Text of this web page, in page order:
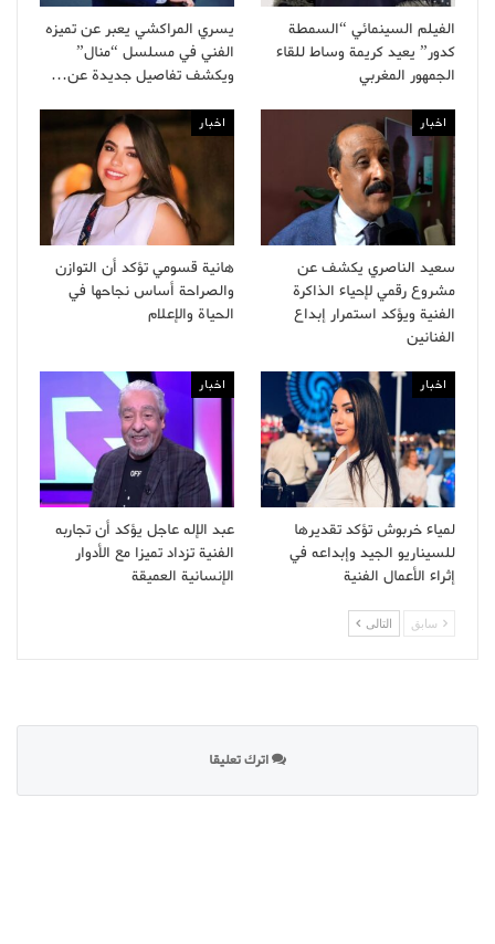
الفيلم السينمائي “السمطة
كدور” يعيد كريمة وساط للقاء
الجمهور المغربي
يسري المراكشي يعبر عن تميزه
الفني في مسلسل “منال”
ويكشف تفاصيل جديدة عن…
اخبار
سعيد الناصري يكشف عن
مشروع رقمي لإحياء الذاكرة
الفنية ويؤكد استمرار إبداع
الفنانين
اخبار
هانية قسومي تؤكد أن التوازن
والصراحة أساس نجاحها في
الحياة والإعلام
اخبار
لمياء خربوش تؤكد تقديرها
للسيناريو الجيد وإبداعه في
إثراء الأعمال الفنية
اخبار
عبد الإله عاجل يؤكد أن تجاربه
الفنية تزداد تميزا مع الأدوار
الإنسانية العميقة
سابق التالى
اترك تعليقا